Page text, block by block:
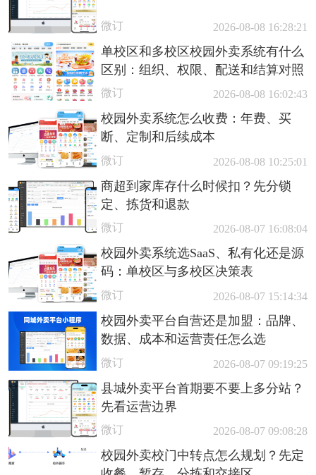
微订 2026-08-08 16:28:21
单校区和多校区校园外卖系统有什么
区别：组织、权限、配送和结算对照
微订 2026-08-08 16:02:43
校园外卖系统怎么收费：年费、买
断、定制和后续成本
微订 2026-08-08 10:25:01
商超到家库存什么时候扣？先分锁
定、拣货和退款
微订 2026-08-07 16:08:04
校园外卖系统选SaaS、私有化还是源
码：单校区与多校区决策表
微订 2026-08-07 15:14:34
校园外卖平台自营还是加盟：品牌、
数据、成本和运营责任怎么选
微订 2026-08-07 09:19:25
县城外卖平台首期要不要上多分站？
先看运营边界
微订 2026-08-07 09:08:28
校园外卖校门中转点怎么规划？先定